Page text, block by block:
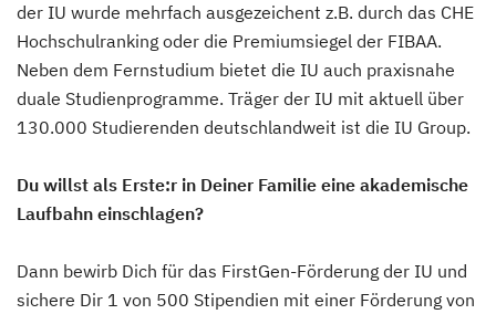
Soziale Arbeit Schwerpunkt Kinder und
Jugendliche
(Fernstudium)
Sozialmanagement
Sozialpädagogik und Inklusion
Sportmanagement
der IU wurde mehrfach ausgezeichent z.B. durch das CHE
Hochschulranking oder die Premiumsiegel der FIBAA.
Neben dem Fernstudium bietet die IU auch praxisnahe
duale Studienprogramme. Träger der IU mit aktuell über
130.000 Studierenden deutschlandweit ist die IU Group.
Du willst als Erste:r in Deiner Familie eine akademische
Laufbahn einschlagen?
Dann bewirb Dich für das FirstGen-Förderung der IU und
sichere Dir 1 von 500 Stipendien mit einer Förderung von